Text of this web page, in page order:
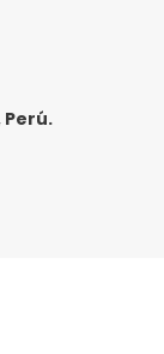
Perú.